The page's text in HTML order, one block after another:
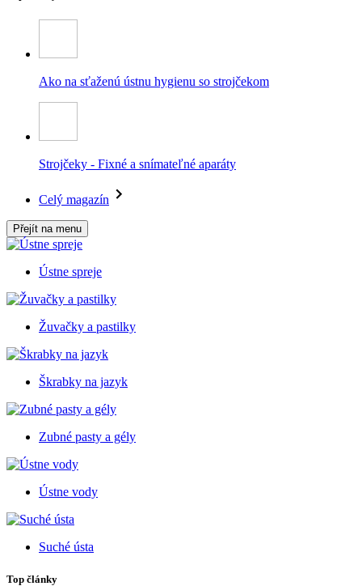
Ako na sťaženú ústnu hygienu so strojčekom
Strojčeky - Fixné a snímateľné aparáty
Celý magazín
Přejít na menu
Ústne spreje
Žuvačky a pastilky
Škrabky na jazyk
Zubné pasty a gély
Ústne vody
Suché ústa
Top články